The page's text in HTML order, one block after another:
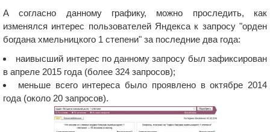
А согласно данному графику, можно проследить, как
изменялся интерес пользователей Яндекса к запросу "орден
богдана хмельницкого 1 степени" за последние два года:
наивысший интерес по данному запросу был зафиксирован
в апреле 2015 года (более 324 запросов);
меньше всего интереса было проявлено в октябре 2014
года (около 20 запросов).